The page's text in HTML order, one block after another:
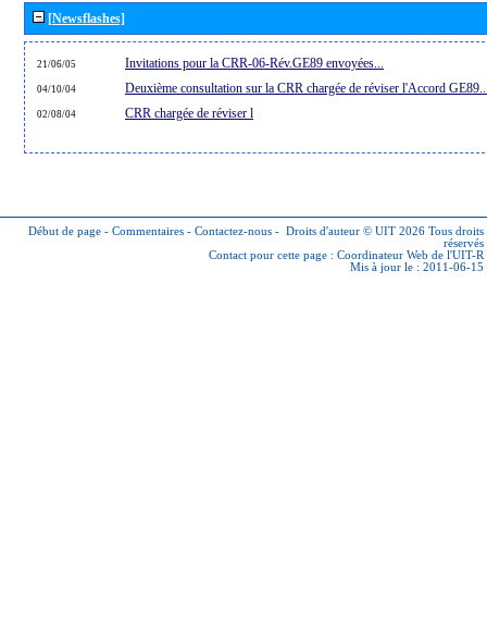
[Newsflashes]
21/06/05 Invitations pour la CRR-06-Rév.GE89 envoyées...
04/10/04 Deuxième consultation sur la CRR chargée de réviser l'Accord
02/08/04 CRR chargée de réviser l
Début de page - Commentaires - Contactez-nous - Droits d'auteur © UIT 2026 Tous droits
réservés
Contact pour cette page : Coordinateur Web de l'UIT-R
Mis à jour le : 2011-06-15